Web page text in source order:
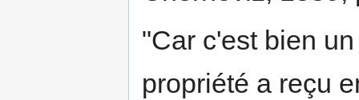
"Car c'est bien
propriété a reçu